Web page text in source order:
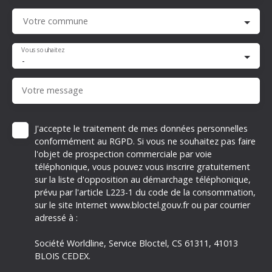
Votre commune
-
Vous souhaitez
Votre message
J'accepte le traitement de mes données personnelles
conformément au RGPD. Si vous ne souhaitez pas faire
l'objet de prospection commerciale par voie
téléphonique, vous pouvez vous inscrire gratuitement
sur la liste d'opposition au démarchage téléphonique,
prévu par l'article L223-1 du code de la consommation,
sur le site Internet www.bloctel.gouv.fr ou par courrier
adressé à :
Société Worldline, Service Bloctel, CS 61311, 41013
BLOIS CEDEX.